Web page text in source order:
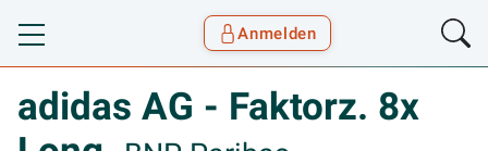
Toggle navigation
Anmelden
adidas AG - Faktorz. 8x